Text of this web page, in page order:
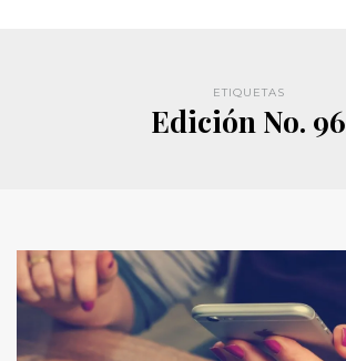
ETIQUETAS
Edición No. 96